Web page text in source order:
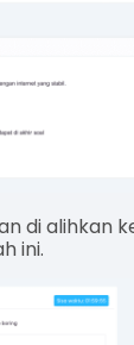
di alihkan
ini.